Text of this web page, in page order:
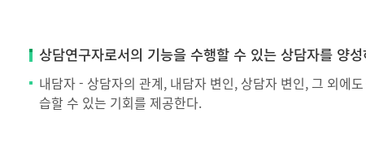
상담연구자로서의 기능을 수행할 수 있는 상담자를 양
내담자 - 상담자의 관계, 내담자 변인, 상담자 변인, 그 외에
습할 수 있는 기회를 제공한다.